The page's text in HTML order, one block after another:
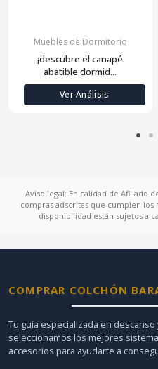
Muebles de Dormitorio
¡descubre el canapé
abatible dormid...
Ver Análisis
Aviso legal: En calidad de Afiliado
compras adscritas que cumplen los
disponibilidad están sujetos a
COMPRAR COLCHÓN
Tu guía especializada en
seleccionamos los mejores
accesorios para ayudarte a